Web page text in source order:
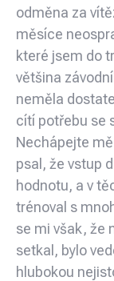
odměna za
měsíce
které jsem do
většina
neměla
cítí potřebu se
Nechápejte
psal, že vstup
hodnotu, a v
trénoval s
se mi však, že
setkal, bylo
hlubokou